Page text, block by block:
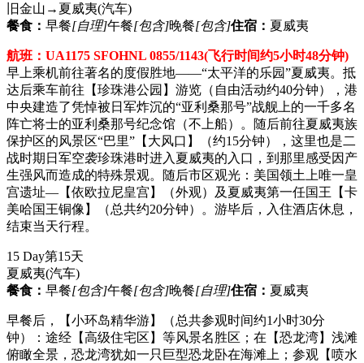
旧金山→夏威夷(汽车)
餐食： 早餐[自理]午餐[包含]晚餐[包含]住宿： 夏威夷
航班：UA1175 SFOHNL 0855/1143(飞行时间约5小时48分钟)
早上乘机前往著名的度假胜地——“太平洋的乐园”夏威夷。抵
达后乘车前往【珍珠港公园】游览（自由活动约40分钟），港
中央建造了凭悼被日军炸沉的“亚利桑那号”战舰上的一千多名
阵亡将士的亚利桑那号纪念馆（不上船）。随后前往夏威夷族
保护区的风景区“巴里”【大风口】（约15分钟），这里也是二
战时期日军空袭珍珠港时进入夏威夷的入口，到那里感受因产
生强风而造成的特殊景观。随后市区观光：美国领土上唯一皇
宫遗址—【依欧拉尼皇宫】（外观）及夏威夷第一任国王【卡
美哈国王铜像】（总共约20分钟）。游毕后，入住酒店休息，
结束当天行程。
15 Day第15天
夏威夷(汽车)
餐食： 早餐[包含]午餐[包含]晚餐[自理]住宿： 夏威夷
早餐后，【小环岛精华游】（总共参观时间约1小时30分
钟）：途经【高级住宅区】等风景名胜区；在【恐龙湾】浅滩
俯瞰全景，恐龙湾犹如一只巨型恐龙卧在海滩上；参观【喷水